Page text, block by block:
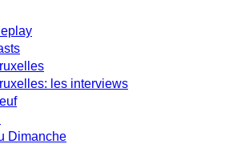
les interviews
Dimanche